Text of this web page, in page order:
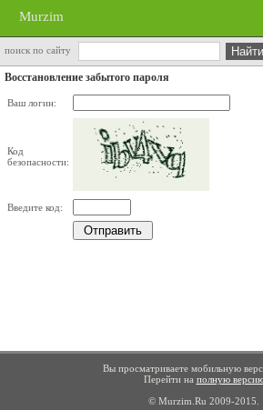
Murzim
поиск по сайту
Восстановление забытого пароля
Ваш логин:
Код
безопасности:
Введите код:
Вы просматриваете мобильную
Перейти на полную
© Murzim.Ru 2009-2015.